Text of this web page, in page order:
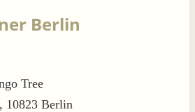
Berlin
Tree
10823 Berlin